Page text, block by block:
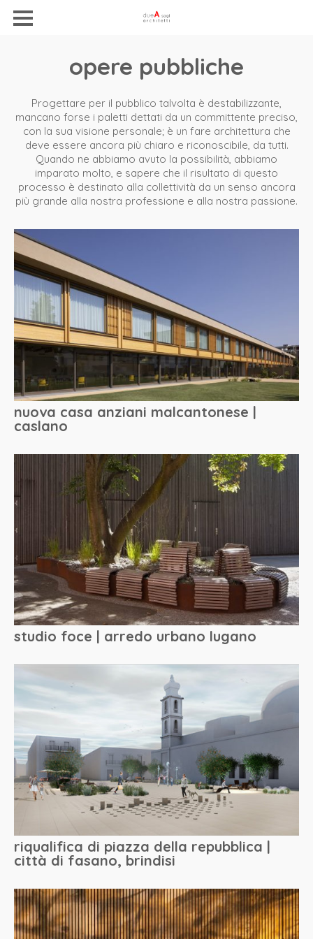
home
chi siamo
progetti
contatto
dueA architetti sagl
via maderno 17
opere pubbliche
Progettare per il pubblico talvolta è destabilizzante,
mancano forse i paletti dettati da un committente preciso,
con la sua visione personale; è un fare architettura che
deve essere ancora più chiaro e riconoscibile, da tutti.
Quando ne abbiamo avuto la possibilità, abbiamo
imparato molto, e sapere che il risultato di questo
processo è destinato alla collettività da un senso ancora
più grande alla nostra professione e alla nostra passione.
nuova casa anziani malcantonese |
caslano
studio foce | arredo urbano lugano
riqualifica di piazza della repubblica |
città di fasano, brindisi